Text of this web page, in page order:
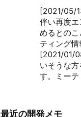
[2021/05/
伴い再度
めるとの
ティング情
[2021/01/
いそうな
す。ミーテ
最近の開発メモ